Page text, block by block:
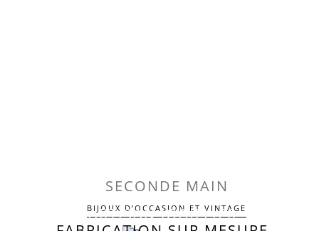
SECONDE MAIN
BIJOUX D’OCCASION ET VINTAGE
ARTISAN JOAILLIER